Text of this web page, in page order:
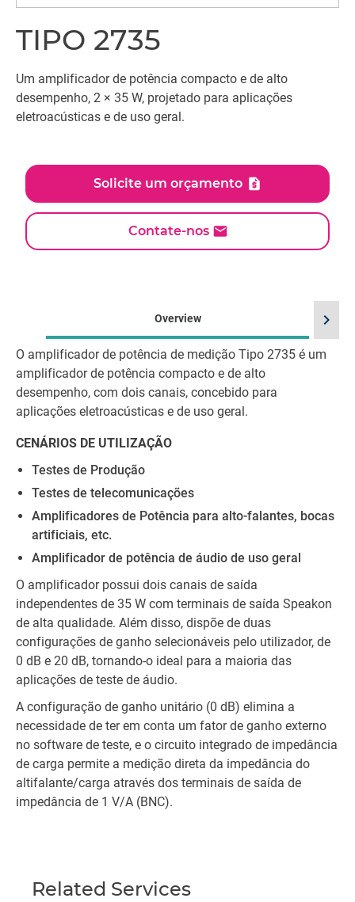
TIPO 2735
Um amplificador de potência compacto e de alto
desempenho, 2 × 35 W, projetado para aplicações
eletroacústicas e de uso geral.
Solicite um orçamento
Contate-nos
Overview
O amplificador de potência de medição Tipo 2735 é um
amplificador de potência compacto e de alto
desempenho, com dois canais, concebido para
aplicações eletroacústicas e de uso geral.
CENÁRIOS DE UTILIZAÇÃO
Testes de Produção
Testes de telecomunicações
Amplificadores de Potência para alto-falantes, bocas
artificiais, etc.
Amplificador de potência de áudio de uso geral
O amplificador possui dois canais de saída
independentes de 35 W com terminais de saída Speakon
de alta qualidade. Além disso, dispõe de duas
configurações de ganho selecionáveis pelo utilizador, de
0 dB e 20 dB, tornando-o ideal para a maioria das
aplicações de teste de áudio.
A configuração de ganho unitário (0 dB) elimina a
necessidade de ter em conta um fator de ganho externo
no software de teste, e o circuito integrado de impedância
de carga permite a medição direta da impedância do
altifalante/carga através dos terminais de saída de
impedância de 1 V/A (BNC).
chevron_right
Related Services